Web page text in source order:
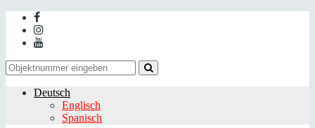
Deutsch
Englisch
Spanisch